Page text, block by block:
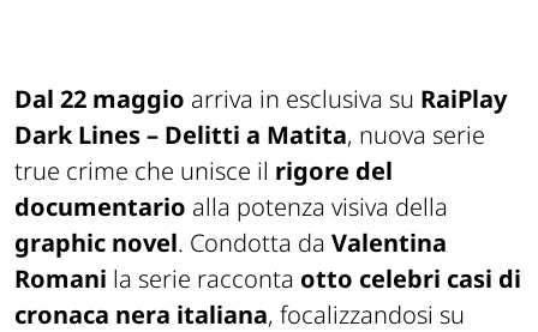
Dal 22 maggio arriva in esclusiva su RaiPlay
Dark Lines – Delitti a Matita, nuova serie
true crime che unisce il rigore del
documentario alla potenza visiva della
graphic novel. Condotta da Valentina
Romani la serie racconta otto celebri casi di
cronaca nera italiana, focalizzandosi su